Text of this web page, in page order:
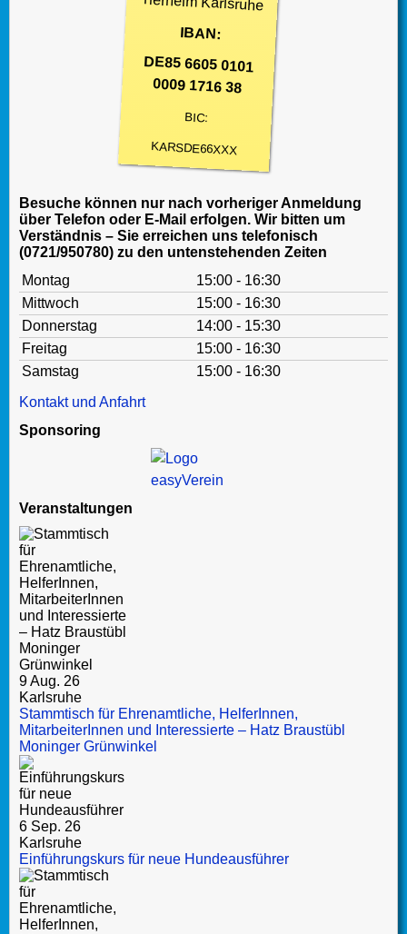
IBAN:
DE85 6605 0101
0009 1716 38
BIC:
KARSDE66XXX
Besuche können nur nach vorheriger Anmeldung
über Telefon oder E-Mail erfolgen. Wir bitten um
Verständnis – Sie erreichen uns telefonisch
(0721/950780) zu den untenstehenden Zeiten
Montag
15:00 - 16:30
Mittwoch
15:00 - 16:30
Donnerstag
14:00 - 15:30
Freitag
15:00 - 16:30
Samstag
15:00 - 16:30
Kontakt und Anfahrt
Sponsoring
Veranstaltungen
9 Aug. 26
Karlsruhe
Stammtisch für Ehrenamtliche, HelferInnen,
MitarbeiterInnen und Interessierte – Hatz Braustübl
Moninger Grünwinkel
6 Sep. 26
Karlsruhe
Einführungskurs für neue Hundeausführer